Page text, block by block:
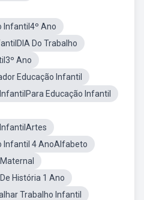
Infantil4º Ano
Do Trabalho
Ano
Educação Infantil
Educação Infantil
Infantil 4 AnoAlfabeto
História 1 Ano
Trabalho Infantil